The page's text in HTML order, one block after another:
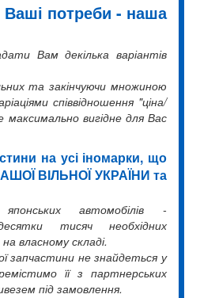
потреби - наша
Вам декілька варіантів
та закінчуючи множиною
співвідношення "ціна/
вигідне для Вас
на усі іномарки, що
ВІЛЬНОЇ УКРАЇНИ та
автомобілів -
тисяч необхідних
власному складі.
запчастини не знайдеться у
її з партнерських
під замовлення.